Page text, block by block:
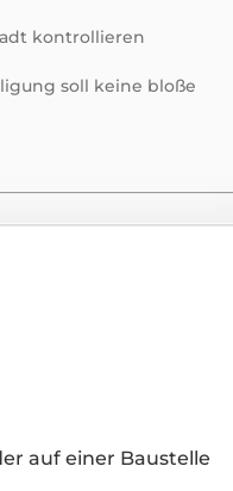
kontrollieren
soll keine bloße